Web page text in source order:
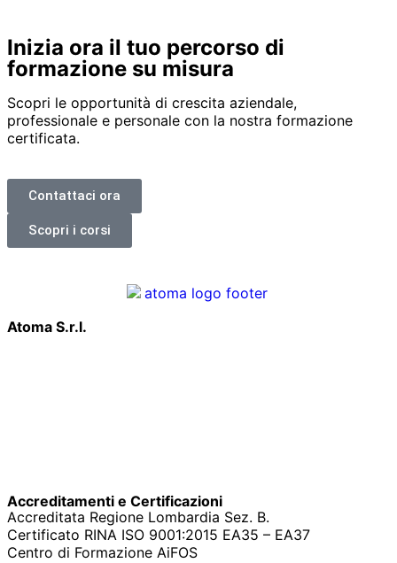
Inizia ora il tuo percorso di
formazione su misura
Scopri le opportunità di crescita aziendale,
professionale e personale con la nostra formazione
certificata.
Contattaci ora
Scopri i corsi
Atoma S.r.l.
Accreditamenti e Certificazioni
Accreditata Regione Lombardia Sez. B.
Certificato RINA ISO 9001:2015 EA35 – EA37
Centro di Formazione AiFOS